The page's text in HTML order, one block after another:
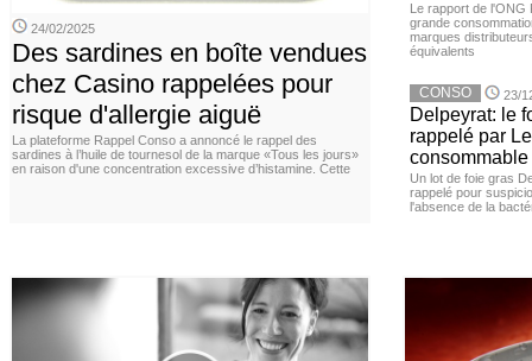
24/02/2025
Des sardines en boîte vendues
chez Casino rappelées pour
risque d'allergie aiguë
La plateforme Rappel Conso a annoncé le rappel des
sardines à l’huile de tournesol de la marque «Tous les jours»
en raison d'une concentration excessive d’histamine. Cette
Le rapport de l'ONG
grande
marques
équivalents
CONSO 23/
Delpeyrat: le
rappelé par
consommable
Un lot de foie gras
rappelé pour
l'absence de la